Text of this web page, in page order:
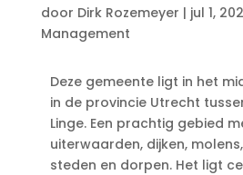
door Dirk Rozemeyer | jul 1,
Management
Deze gemeente ligt in het
in de provincie Utrecht
Linge. Een prachtig gebied
uiterwaarden, dijken,
steden en dorpen. Het ligt